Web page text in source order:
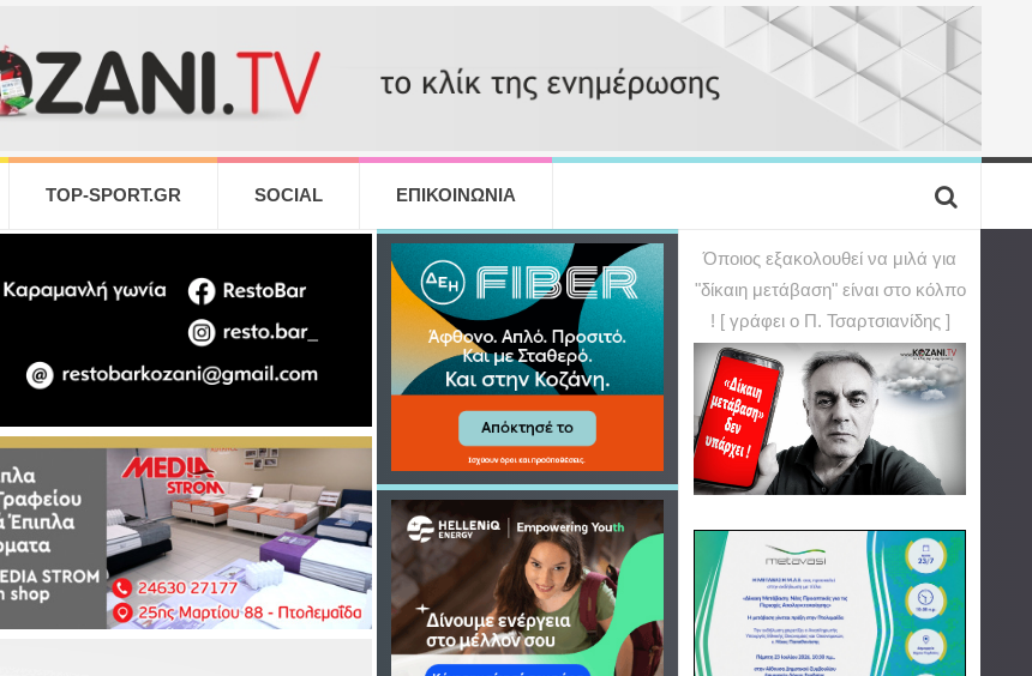
TOP-SPORT.GR SOCIAL ΕΠΙΚΟΙΝΩΝΙΑ
Όποιος εξακολουθεί να μιλά για
"δίκαιη μετάβαση" είναι στο κόλπο
! [ γράφει ο Π. Τσαρτσιανίδης ]